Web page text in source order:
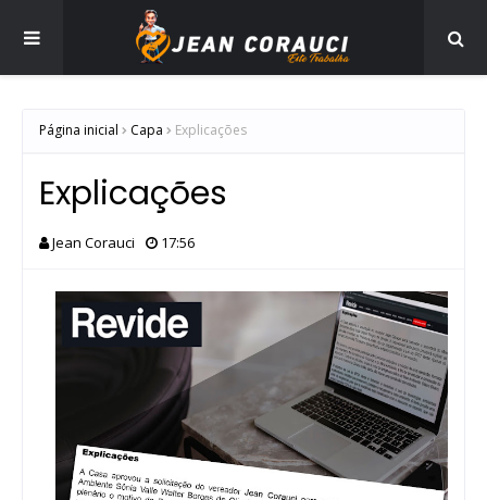
Página inicial Capa Explicações
Explicações
Jean Corauci 17:56